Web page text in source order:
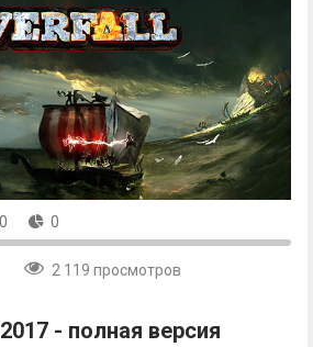
0 0
2 119 просмотров
- полная версия